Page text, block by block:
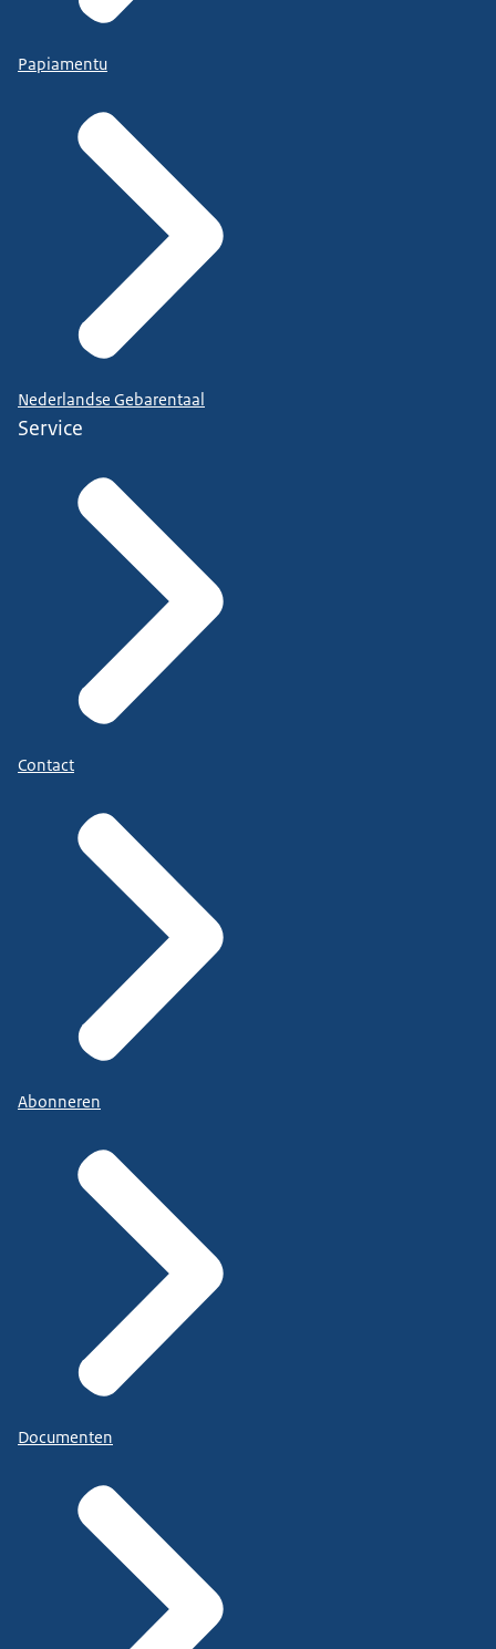
Papiamentu
Nederlandse Gebarentaal
Service
Contact
Abonneren
Documenten